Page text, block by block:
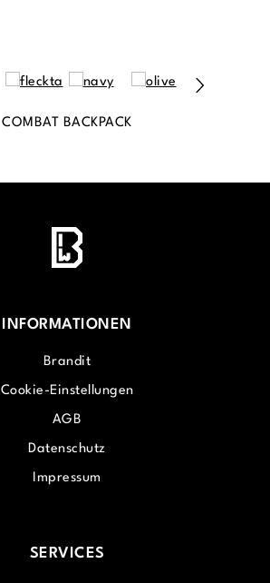
COMBAT BACKPACK
INFORMATIONEN
Brandit
Cookie-Einstellungen
AGB
Datenschutz
Impressum
SERVICES